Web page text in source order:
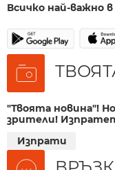
Всичко най-важно
"Твоята новина"!
зрители!
Изпрати